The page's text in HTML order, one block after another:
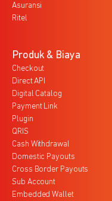
Asuransi
Ritel
Produk & Biaya
Checkout
Direct API
Digital Catalog
Payment Link
Plugin
QRIS
Cash Withdrawal
Domestic Payouts
Cross Border Payouts
Sub Account
Embedded Wallet